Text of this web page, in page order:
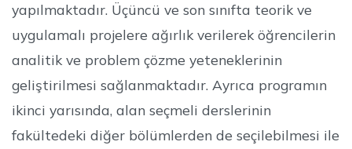
yapılmaktadır. Üçüncü ve son sınıfta teorik ve
uygulamalı projelere ağırlık verilerek öğrencilerin
analitik ve problem çözme yeteneklerinin
geliştirilmesi sağlanmaktadır. Ayrıca programın
ikinci yarısında, alan seçmeli derslerinin
fakültedeki diğer bölümlerden de seçilebilmesi ile